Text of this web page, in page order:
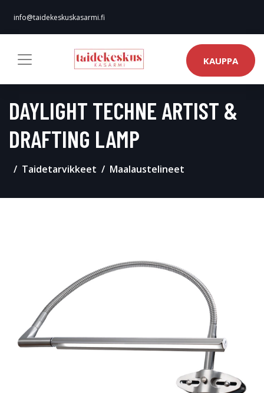
info@taidekeskuskasarmi.fi
KAUPPA
DAYLIGHT TECHNE ARTIST &
DRAFTING LAMP
Taidetarvikkeet Maalaustelineet